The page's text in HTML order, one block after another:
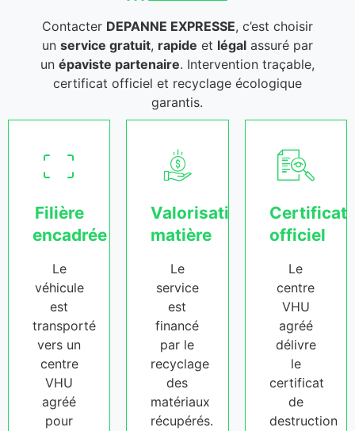
Contacter DEPANNE EXPRESSE, c’est choisir
un service gratuit, rapide et légalassuré par
un épaviste partenaire. Intervention traçable,
certificat officiel et recyclage écologique
garantis.
Filière
encadrée
Le
véhicule
est
transporté
vers un
centre
VHU
agréé
pour
Valorisation
matière
Le
service
est
financé
par le
recyclage
des
matériaux
récupérés.
Certificat
officiel
Le
centre
VHU
agréé
délivre
le
certificat
de
destruction